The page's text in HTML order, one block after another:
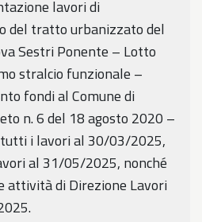
lavori di
del tratto urbanizzato del
Sestri Ponente – Lotto
stralcio funzionale –
fondi al Comune di
n. 6 del 18 agosto 2020 –
i lavori al 30/03/2025,
al 31/05/2025, nonché
attività di Direzione Lavori